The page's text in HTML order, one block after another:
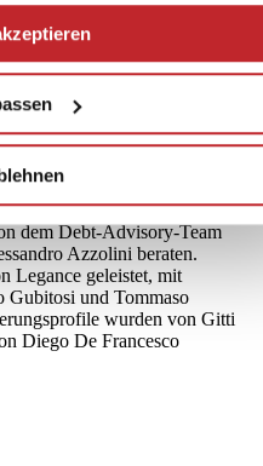
können Sie Ihre
„Ablehnen“ verweigern.
Unternehmen und einem
zusammenzuarbeiten.
Phase seines Wachstums mit
zu unterstützen“.
2023 mit einem Pro-forma-
Euro bei einem Umsatz
dem Debt-Advisory-Team
Azzolini beraten.
Legance geleistet, mit
Gubitosi und Tommaso
wurden von Gitti
Diego De Francesco